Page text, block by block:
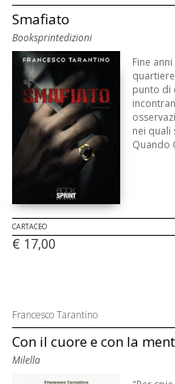
Smafiato
Booksprintedizioni
Fine
punto di
nei quali
Quando
CARTACEO
€ 17,00
Francesco Tarantino
Con il cuore e con la
Milella